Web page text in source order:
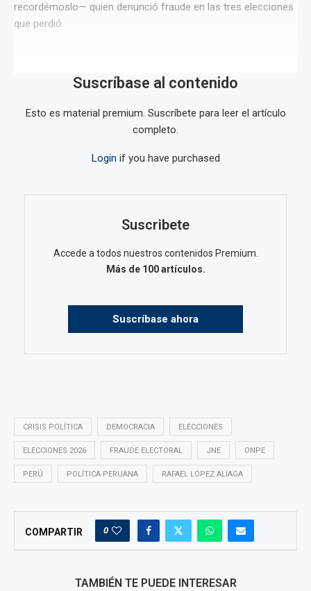
recordémoslo— quien denunció fraude en las tres elecciones
que perdió.
Suscríbase al contenido
Esto es material premium. Suscríbete para leer el artículo
completo.
Login if you have purchased
Suscribete
Accede a todos nuestros contenidos Premium.
Más de 100 artículos.
Suscríbase ahora
CRISIS POLÍTICA DEMOCRACIA ELECCIONES
ELECCIONES 2026 FRAUDE ELECTORAL JNE ONPE
PERÚ POLÍTICA PERUANA RAFAEL LÓPEZ ALIAGA
COMPARTIR 0
TAMBIÉN TE PUEDE INTERESAR